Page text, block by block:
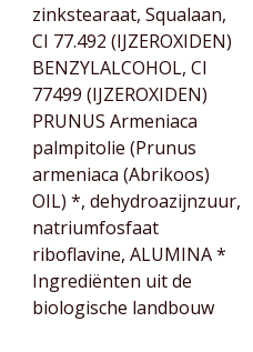
zinkstearaat, Squalaan,
CI 77.492 (IJZEROXIDEN)
BENZYLALCOHOL, CI
77499 (IJZEROXIDEN)
PRUNUS Armeniaca
palmpitolie (Prunus
armeniaca (Abrikoos)
OIL) *, dehydroazijnzuur,
natriumfosfaat
riboflavine, ALUMINA *
Ingrediënten uit de
biologische landbouw